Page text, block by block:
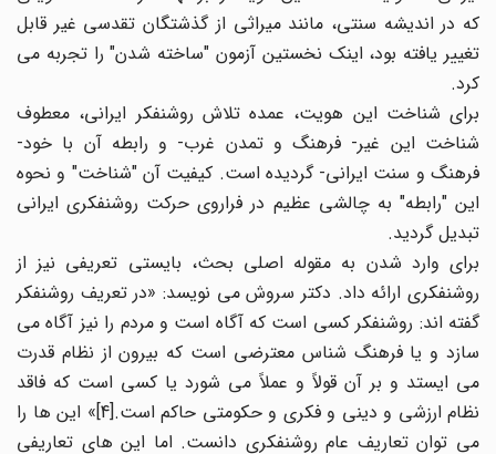
که در اندیشه سنتی، مانند میراثی از گذشتگان تقدسی غیر قابل
تغییر یافته بود، اینک نخستین آزمون "ساخته شدن" را تجربه می
کرد.
برای شناخت این هویت، عمده تلاش روشنفکر ایرانی، معطوف
شناخت این غیر- فرهنگ و تمدن غرب- و رابطه آن با خود-
فرهنگ و سنت ایرانی- گردیده است. کیفیت آن "شناخت" و نحوه
این "رابطه" به چالشی عظیم در فراروی حرکت روشنفکری ایرانی
تبدیل گردید.
برای وارد شدن به مقوله اصلی بحث، بایستی تعریفی نیز از
روشنفکری ارائه داد. دکتر سروش می نویسد: «در تعریف روشنفکر
گفته اند: روشنفکر کسی است که آگاه است و مردم را نیز آگاه می
سازد و یا فرهنگ شناس معترضی است که بیرون از نظام قدرت
می ایستد و بر آن قولاً و عملاً می شورد یا کسی است که فاقد
نظام ارزشی و دینی و فکری و حکومتی حاکم است.[4]» این ها را
می توان تعاریف عام روشنفکری دانست. اما این های تعاریفی